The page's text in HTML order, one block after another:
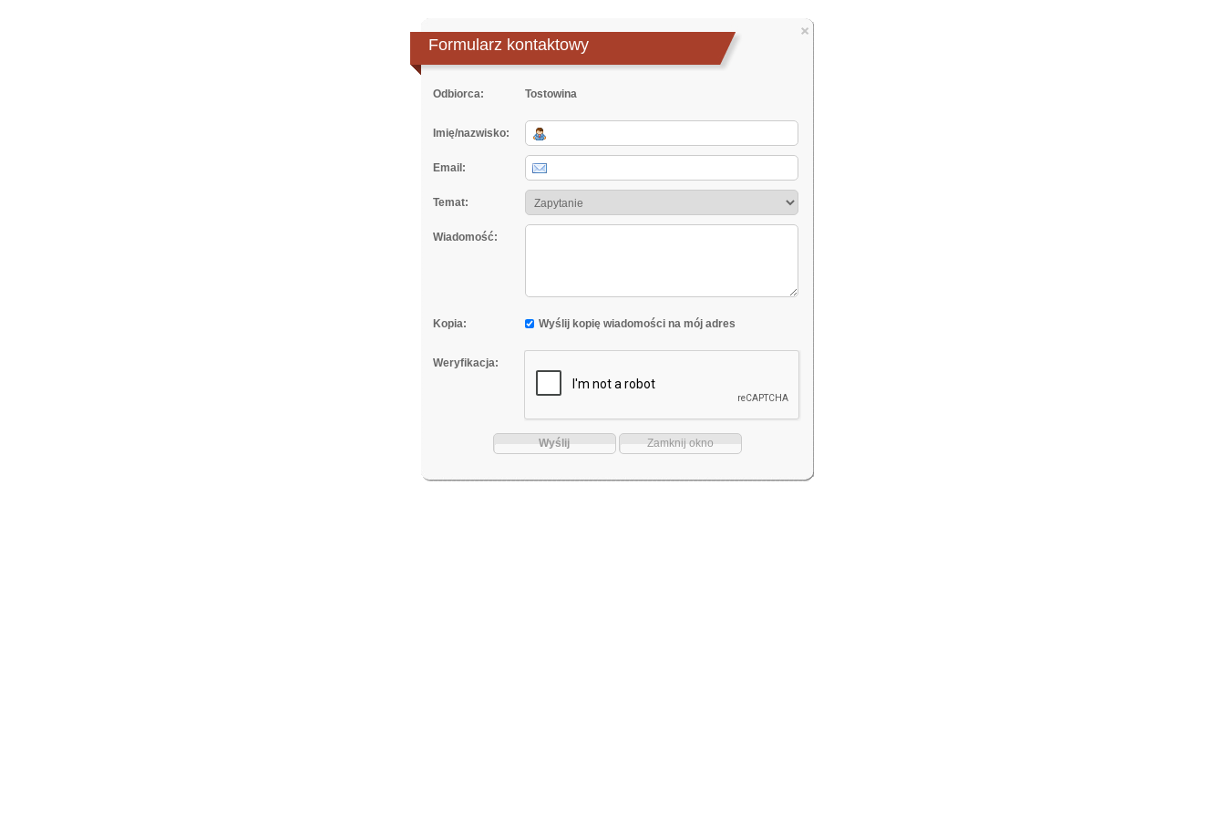
×
Formularz kontaktowy
Odbiorca: Tostowina
Imię/nazwisko:
Email:
Temat:
Wiadomość:
Kopia: Wyślij kopię wiadomości na mój adres
Weryfikacja: